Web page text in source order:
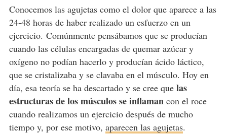
Conocemos las agujetas como el dolor que aparece a las
24-48 horas de haber realizado un esfuerzo en un
ejercicio. Comúnmente pensábamos que se producían
cuando las células encargadas de quemar azúcar y
oxígeno no podían hacerlo y producían ácido láctico,
que se cristalizaba y se clavaba en el músculo. Hoy en
día, esa teoría se ha descartado y se cree quelas
estructuras de los músculos se inflamancon el roce
cuando realizamos un ejercicio después de mucho
tiempo y, por ese motivo, aparecen las agujetas.